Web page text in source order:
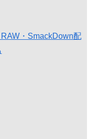
・SmackDown配